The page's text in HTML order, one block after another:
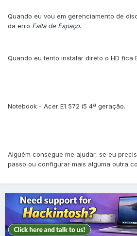
Quando eu vou em gerenciamento de
da erro Falta de Espaço.
Quando eu tento instalar direto o HD fica
Notebook - Acer E1 572 i5 4ª geração.
Alguém consegue me ajudar, se eu
passo ou configurar mais alguma outra